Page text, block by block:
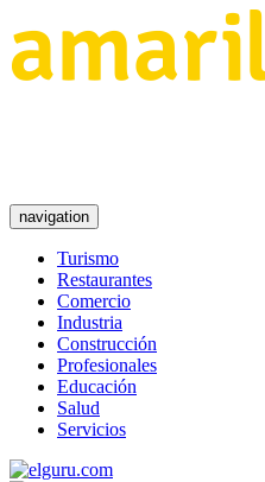
navigation
Turismo
Restaurantes
Comercio
Industria
Construcción
Profesionales
Educación
Salud
Servicios